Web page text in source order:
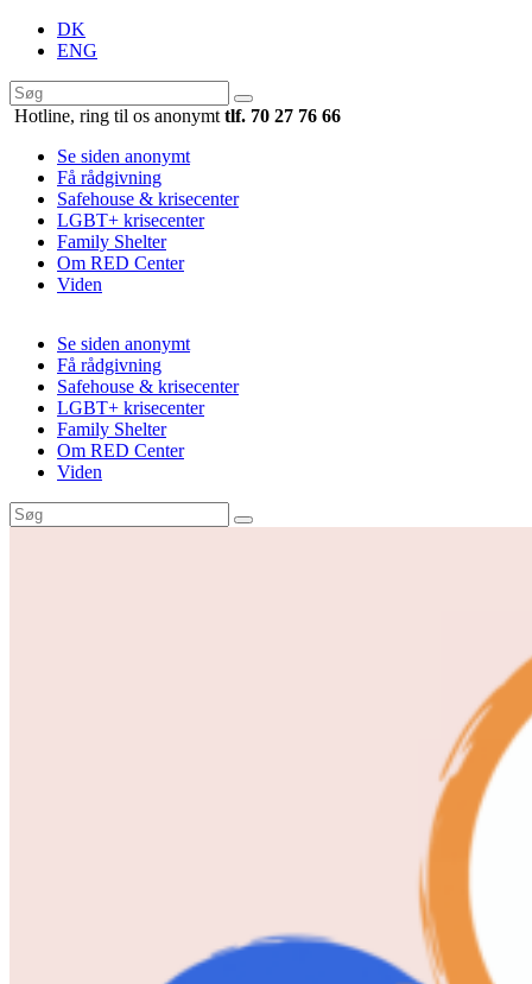
DK
ENG
Hotline, ring til os anonymt tlf. 70 27 76 66
Se siden anonymt
Få rådgivning
Safehouse & krisecenter
LGBT+ krisecenter
Family Shelter
Om RED Center
Viden
Se siden anonymt
Få rådgivning
Safehouse & krisecenter
LGBT+ krisecenter
Family Shelter
Om RED Center
Viden